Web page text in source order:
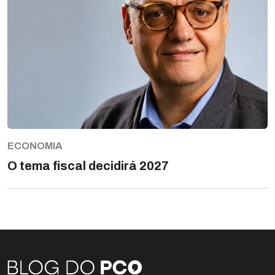
ECONOMIA
O tema fiscal decidirá 2027